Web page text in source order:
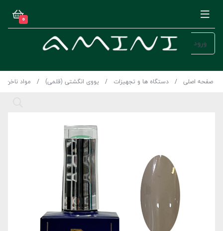
0
ورود
صفحه اصلی دستگاه ها و تجهیزات یووی انگشتی (قلمی) مواد ناخن